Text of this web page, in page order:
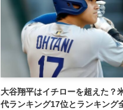
大谷翔平はイチローを超えた？
代ランキング17位とランキング